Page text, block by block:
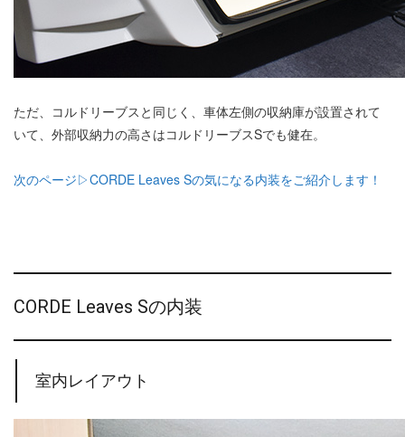
ただ、コルドリーブスと同じく、車体左側の収納庫が設置されて
いて、外部収納力の高さはコルドリーブスSでも健在。
次のページ▷CORDE Leaves Sの気になる内装をご紹介します！
CORDE Leaves Sの内装
室内レイアウト